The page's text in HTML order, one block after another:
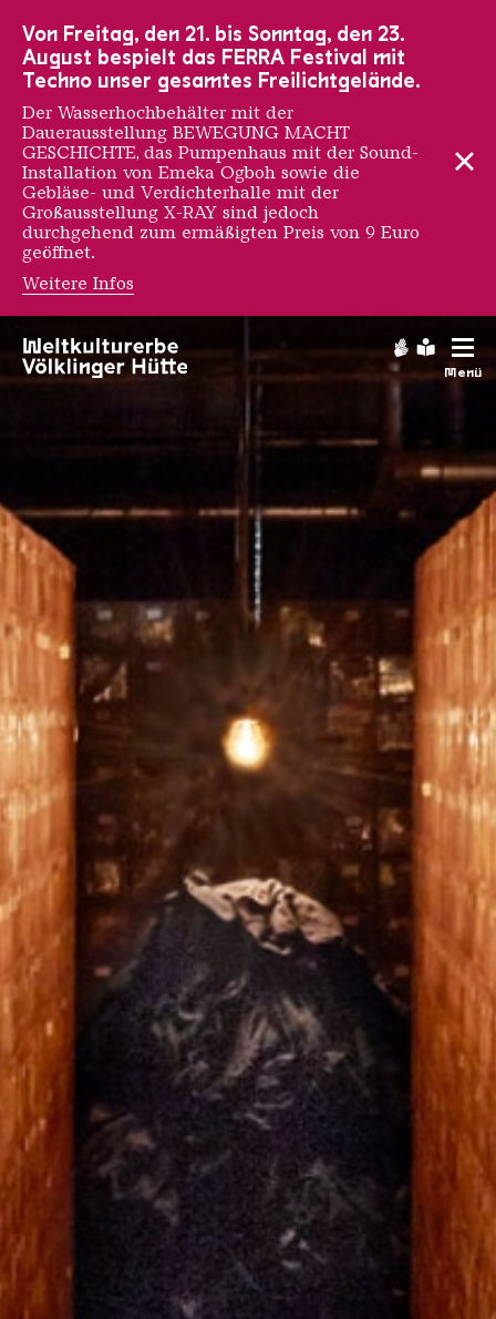
Menü
Sinteranlage
Von Freitag, den 21. bis Sonntag, den 23.
August bespielt das FERRA Festival mit
Techno unser gesamtes Freilichtgelände.
Der Wasserhochbehälter mit der
Dauerausstellung BEWEGUNG MACHT
GESCHICHTE, das Pumpenhaus mit der Sound-
Installation von Emeka Ogboh sowie die
Gebläse- und Verdichterhalle mit der
Großausstellung X-RAY sind jedoch
durchgehend zum ermäßigten Preis von 9 Euro
geöffnet.
Weitere Infos